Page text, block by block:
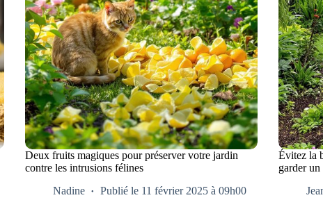
Deux fruits magiques pour préserver votre jardin
contre les intrusions félines
Nadine
Publié le 11 février 2025 à 09h00
Évitez la
garder